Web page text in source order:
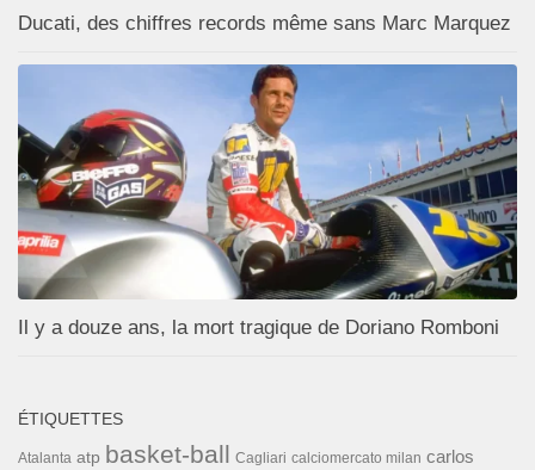
Ducati, des chiffres records même sans Marc Marquez
Il y a douze ans, la mort tragique de Doriano Romboni
ÉTIQUETTES
Atalanta atp basket-ball Cagliari calciomercato milan carlos